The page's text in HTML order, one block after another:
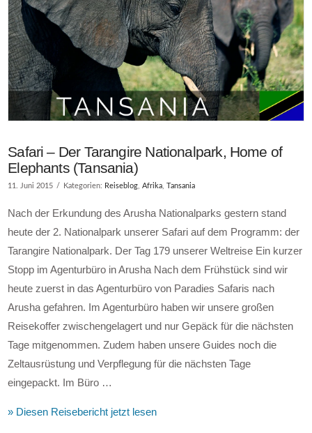
Safari – Der Tarangire Nationalpark, Home of
Elephants (Tansania)
11. Juni 2015 Kategorien: Reiseblog,Afrika, Tansania
Nach der Erkundung des Arusha Nationalparks gestern stand
heute der 2. Nationalpark unserer Safari auf dem Programm: der
Tarangire Nationalpark. Der Tag 179 unserer Weltreise Ein kurzer
Stopp im Agenturbüro in Arusha Nach dem Frühstück sind wir
heute zuerst in das Agenturbüro von Paradies Safaris nach
Arusha gefahren. Im Agenturbüro haben wir unsere großen
Reisekoffer zwischengelagert und nur Gepäck für die nächsten
Tage mitgenommen. Zudem haben unsere Guides noch die
Zeltausrüstung und Verpflegung für die nächsten Tage
eingepackt. Im Büro …
» Diesen Reisebericht jetzt lesen